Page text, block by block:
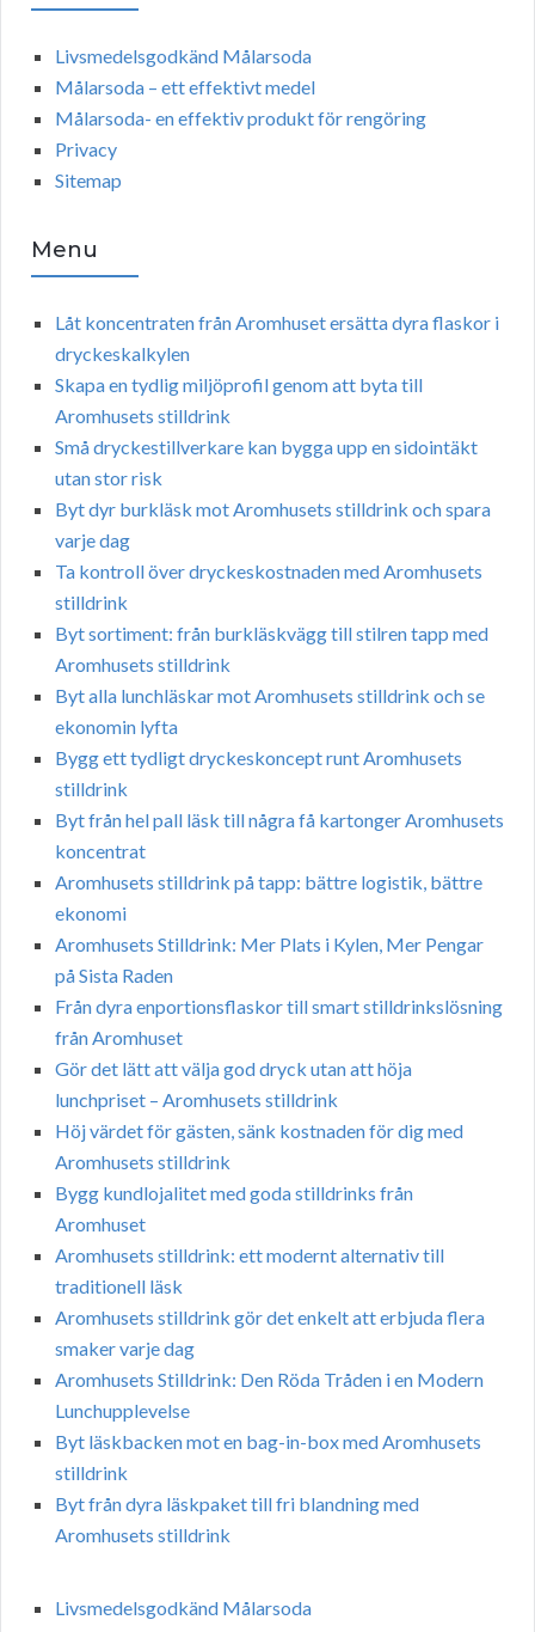
Livsmedelsgodkänd Målarsoda
Målarsoda – ett effektivt medel
Målarsoda- en effektiv produkt för rengöring
Privacy
Sitemap
Menu
Låt koncentraten från Aromhuset ersätta dyra flaskor i
dryckeskalkylen
Skapa en tydlig miljöprofil genom att byta till
Aromhusets stilldrink
Små dryckestillverkare kan bygga upp en sidointäkt
utan stor risk
Byt dyr burkläsk mot Aromhusets stilldrink och spara
varje dag
Ta kontroll över dryckeskostnaden med Aromhusets
stilldrink
Byt sortiment: från burkläskvägg till stilren tapp med
Aromhusets stilldrink
Byt alla lunchläskar mot Aromhusets stilldrink och se
ekonomin lyfta
Bygg ett tydligt dryckeskoncept runt Aromhusets
stilldrink
Byt från hel pall läsk till några få kartonger Aromhusets
koncentrat
Aromhusets stilldrink på tapp: bättre logistik, bättre
ekonomi
Aromhusets Stilldrink: Mer Plats i Kylen, Mer Pengar
på Sista Raden
Från dyra enportionsflaskor till smart stilldrinkslösning
från Aromhuset
Gör det lätt att välja god dryck utan att höja
lunchpriset – Aromhusets stilldrink
Höj värdet för gästen, sänk kostnaden för dig med
Aromhusets stilldrink
Bygg kundlojalitet med goda stilldrinks från
Aromhuset
Aromhusets stilldrink: ett modernt alternativ till
traditionell läsk
Aromhusets stilldrink gör det enkelt att erbjuda flera
smaker varje dag
Aromhusets Stilldrink: Den Röda Tråden i en Modern
Lunchupplevelse
Byt läskbacken mot en bag-in-box med Aromhusets
stilldrink
Byt från dyra läskpaket till fri blandning med
Aromhusets stilldrink
Livsmedelsgodkänd Målarsoda